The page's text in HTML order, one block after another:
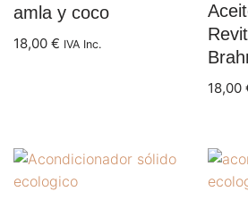
amla y coco
18,00 € IVA Inc.
18,00